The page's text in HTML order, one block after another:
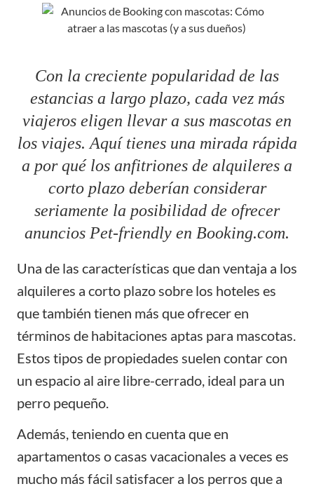
Con la creciente popularidad de las
estancias a largo plazo, cada vez más
viajeros eligen llevar a sus mascotas en
los viajes. Aquí tienes una mirada rápida
a por qué los anfitriones de alquileres a
corto plazo deberían considerar
seriamente la posibilidad de ofrecer
anuncios Pet-friendly en Booking.com.
Una de las características que dan ventaja a los
alquileres a corto plazo sobre los hoteles es
que también tienen más que ofrecer en
términos de habitaciones aptas para mascotas.
Estos tipos de propiedades suelen contar con
un espacio al aire libre-cerrado, ideal para un
perro pequeño.
Además, teniendo en cuenta que en
apartamentos o casas vacacionales a veces es
mucho más fácil satisfacer a los perros que a